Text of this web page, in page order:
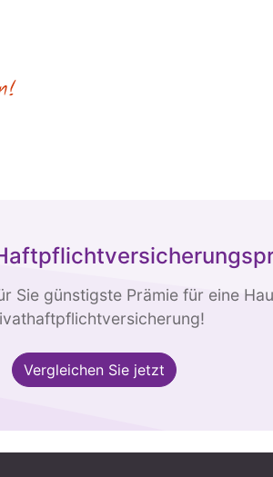
Sie günstigste Prämie für eine
Vergleichen Sie jetzt